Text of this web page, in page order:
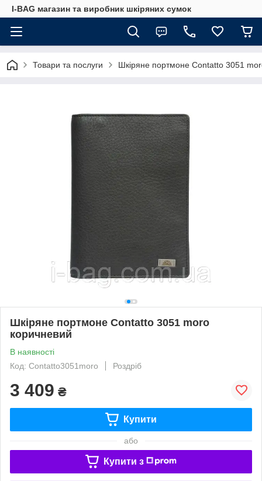
I-BAG магазин та виробник шкіряних сумок
Товари та послуги Шкіряне портмоне Contatto 3051
Шкіряне портмоне Contatto 3051 moro
коричневий
В наявності
Код: Contatto3051moro
Роздріб
3 409 ₴
Купити
або
Купити з